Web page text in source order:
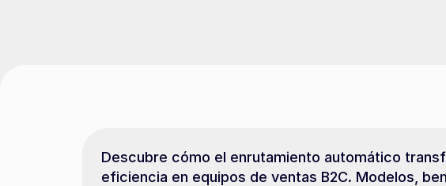
Descubre cómo el enrutamiento automático
eficiencia en equipos de ventas B2C. Modelos,